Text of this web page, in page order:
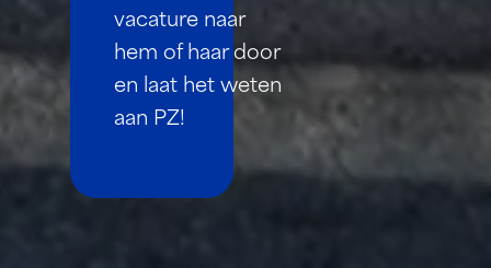
vacature naar
hem of haar door
en laat het weten
aan PZ!